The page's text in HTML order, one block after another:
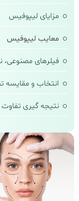
مزایای لیپوفیس
معایب لیپوفیس
فیلرهای مصنوعی،
انتخاب و مقایسه
نتیجه‌ گیری